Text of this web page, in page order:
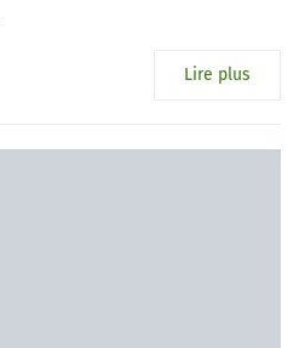
Lire plus